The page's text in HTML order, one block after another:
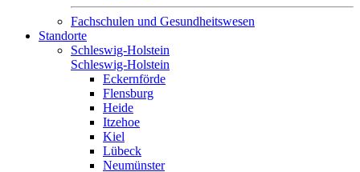
Fachschulen und Gesundheitswesen
Standorte
Schleswig-Holstein
Schleswig-Holstein
Eckernförde
Flensburg
Heide
Itzehoe
Kiel
Lübeck
Neumünster